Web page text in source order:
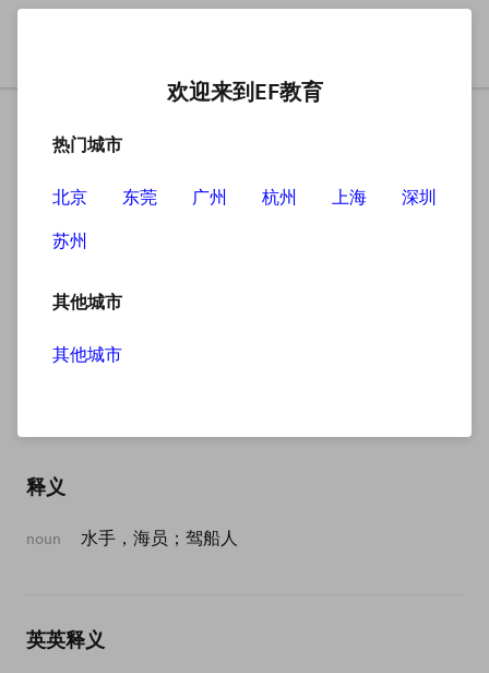
sailor
释义
noun 水手，海员；驾船人
英英释义
欢迎来到EF教育
热门城市
北京 东莞 广州 杭州 上海
深圳
苏州
其他城市
其他城市